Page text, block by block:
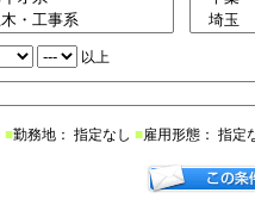
以上
■勤務地： 指定なし ■雇用形態： 指定